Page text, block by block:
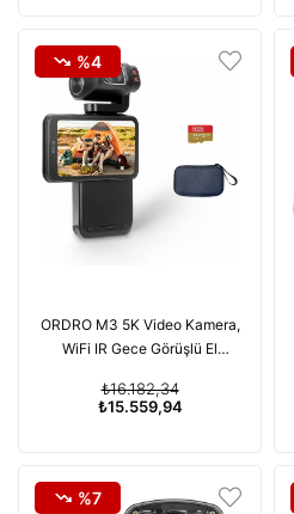
ORDRO M3 5K Video Kamera,
WiFi IR Gece Görüşlü El
₺15.559,94
₺16.182,34
%4
%7